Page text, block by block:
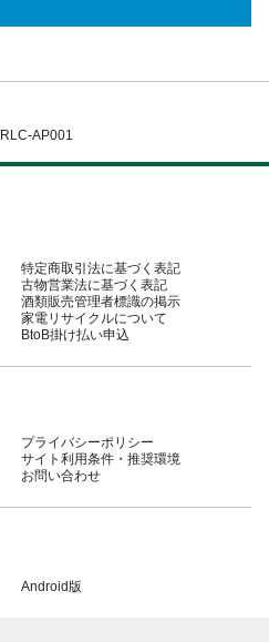
AP001
特定商取引法に基づく表記
古物営業法に基づく表記
酒類販売管理者標識の掲示
家電リサイクルについて
BtoB掛け払い申込
プライバシーポリシー
サイト利用条件・推奨環境
お問い合わせ
Android版